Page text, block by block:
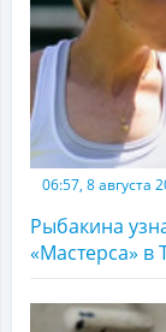
06:57, 8 августа
Рыбакина
«Мастерса» в